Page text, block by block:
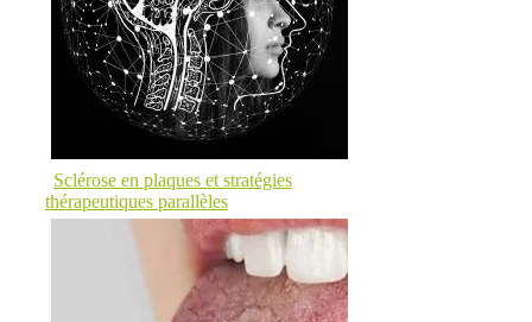
Sclérose en plaques et stratégies
thérapeutiques parallèles